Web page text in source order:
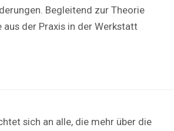
Begleitend zur Theorie
aus der Praxis in der Werkstatt
sich an alle, die mehr über die